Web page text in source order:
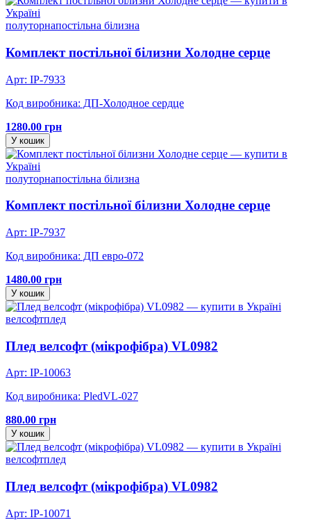
полуторнапостільна білизна
Комплект постільної білизни Холодне серце
Арт: IP-7933
Код виробника: ДП-Холодное сердце
1280.00 грн
У кошик
полуторнапостільна білизна
Комплект постільної білизни Холодне серце
Арт: IP-7937
Код виробника: ДП евро-072
1480.00 грн
У кошик
велсофтплед
Плед велсофт (мікрофібра) VL0982
Арт: IP-10063
Код виробника: PledVL-027
880.00 грн
У кошик
велсофтплед
Плед велсофт (мікрофібра) VL0982
Арт: IP-10071